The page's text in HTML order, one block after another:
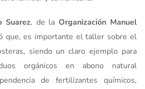
Suarez, de la Organización Manuel
que, es importante el taller sobre el
siendo un claro ejemplo para
orgánicos en abono natural
de fertilizantes químicos,